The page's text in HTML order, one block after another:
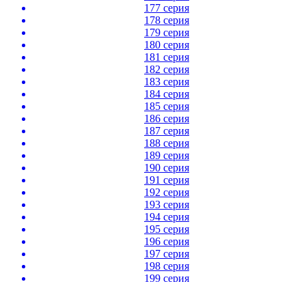
177 серия
178 серия
179 серия
180 серия
181 серия
182 серия
183 серия
184 серия
185 серия
186 серия
187 серия
188 серия
189 серия
190 серия
191 серия
192 серия
193 серия
194 серия
195 серия
196 серия
197 серия
198 серия
199 серия